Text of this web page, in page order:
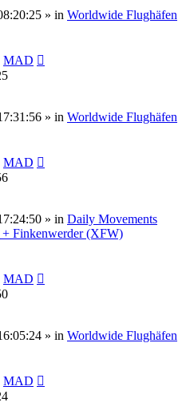
» in Worldwide Flughäfen
MAD
» in Worldwide Flughäfen
MAD
» in Daily Movements
Finkenwerder (XFW)
MAD
» in Worldwide Flughäfen
MAD